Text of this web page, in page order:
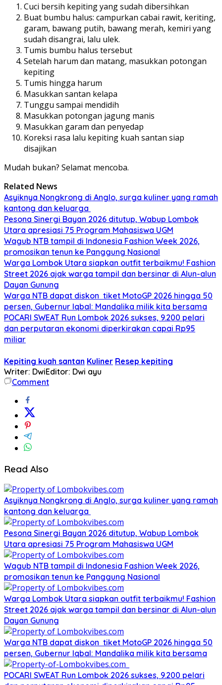
Cuci bersih kepiting yang sudah dibersihkan
Buat bumbu halus: campurkan cabai rawit, keriting,
garam, bawang putih, bawang merah, kemiri yang
sudah disangrai, lalu ulek.
Tumis bumbu halus tersebut
Setelah harum dan matang, masukkan potongan
kepiting
Tumis hingga harum
Masukkan santan kelapa
Tunggu sampai mendidih
Masukkan potongan jagung manis
Masukkan garam dan penyedap
Koreksi rasa lalu kepiting kuah santan siap
disajikan
Mudah bukan? Selamat mencoba.
Related News
Asyiknya Nongkrong di Anglo, surga kuliner yang ramah
kantong dan keluarga
Pesona Sinergi Bayan 2026 ditutup, Wabup Lombok
Utara apresiasi 75 Program Mahasiswa UGM
Wagub NTB tampil di Indonesia Fashion Week 2026,
promosikan tenun ke Panggung Nasional
Warga Lombok Utara siapkan outfit terbaikmu! Fashion
Street 2026 ajak warga tampil dan bersinar di Alun-alun
Dayan Gunung
Warga NTB dapat diskon tiket MotoGP 2026 hingga 50
persen, Gubernur Iqbal: Mandalika milik kita bersama
POCARI SWEAT Run Lombok 2026 sukses, 9.200 pelari
dan perputaran ekonomi diperkirakan capai Rp95
miliar
Kepiting kuah santan Kuliner Resep kepiting
Writer: DwiEditor: Dwi ayu
Comment
Read Also
Asyiknya Nongkrong di Anglo, surga kuliner yang ramah
kantong dan keluarga
Pesona Sinergi Bayan 2026 ditutup, Wabup Lombok
Utara apresiasi 75 Program Mahasiswa UGM
Wagub NTB tampil di Indonesia Fashion Week 2026,
promosikan tenun ke Panggung Nasional
Warga Lombok Utara siapkan outfit terbaikmu! Fashion
Street 2026 ajak warga tampil dan bersinar di Alun-alun
Dayan Gunung
Warga NTB dapat diskon tiket MotoGP 2026 hingga 50
persen, Gubernur Iqbal: Mandalika milik kita bersama
POCARI SWEAT Run Lombok 2026 sukses, 9.200 pelari